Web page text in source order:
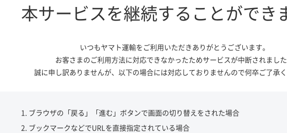
本サービスを継続する ことができ
いつもヤマト運輸をご利用いただきありがとうございます。
お客さまのご利用方法に対応できなかったためサービスが中断されました
誠に申し訳ありませんが、 以下の場合には対応しておりませんので何卒ご了承く
ブラウザの「戻る」「進む」ボタンで画面の切り替えをされた場合
ブックマークなどでURLを直接指定されている場合